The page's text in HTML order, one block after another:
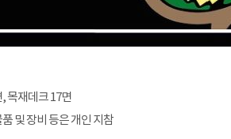
목재데크 17면
및 장비 등은 개인 지참